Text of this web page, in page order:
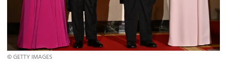
© GETTY IMAGES